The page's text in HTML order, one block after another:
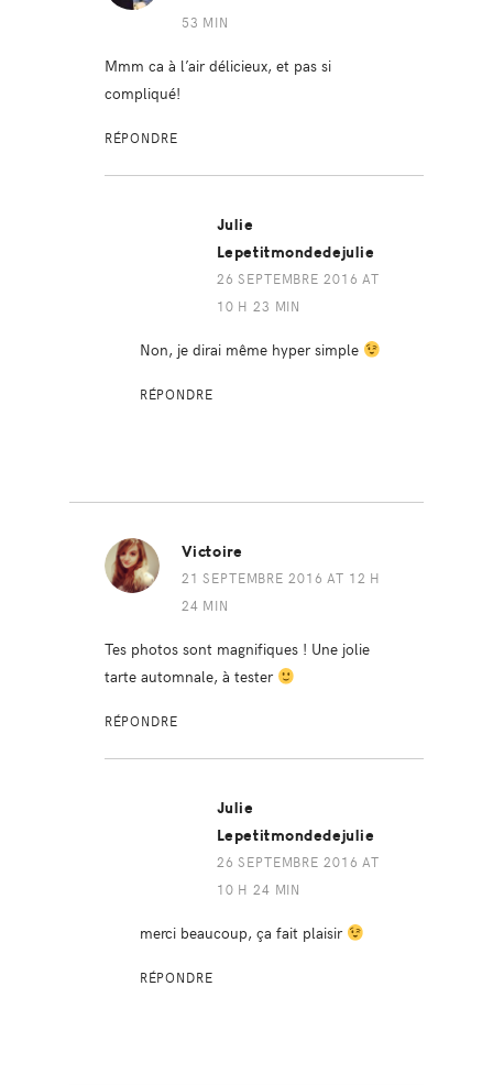
53 MIN
Mmm ca à l’air délicieux, et pas si
compliqué!
RÉPONDRE
Julie
Lepetitmondedejulie
26 SEPTEMBRE 2016 AT
10 H 23 MIN
Non, je dirai même hyper simple
RÉPONDRE
Victoire
21 SEPTEMBRE 2016 AT 12 H
24 MIN
Tes photos sont magnifiques ! Une jolie
tarte automnale, à tester
RÉPONDRE
Julie
Lepetitmondedejulie
26 SEPTEMBRE 2016 AT
10 H 24 MIN
merci beaucoup, ça fait plaisir
RÉPONDRE